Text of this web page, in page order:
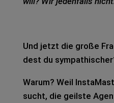
Und jetzt die große
dest du
Warum? Weil
sucht, die geils­te